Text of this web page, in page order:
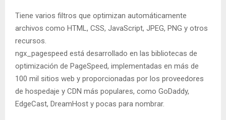
Tiene varios filtros que optimizan automáticamente
archivos como HTML, CSS, JavaScript, JPEG, PNG y otros
recursos.
ngx_pagespeed está desarrollado en las bibliotecas de
optimización de PageSpeed, implementadas en más de
100 mil sitios web y proporcionadas por los proveedores
de hospedaje y CDN más populares, como GoDaddy,
EdgeCast, DreamHost y pocas para nombrar.